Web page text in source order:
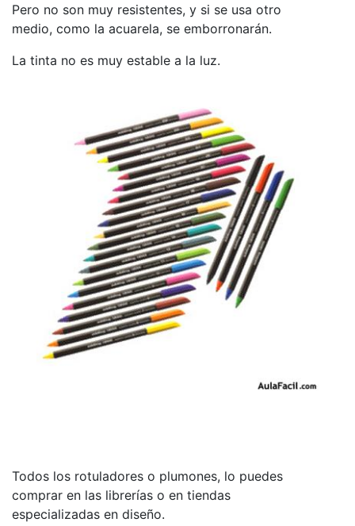
Pero no son muy resistentes, y si se usa otro
medio, como la acuarela, se emborronarán.
La tinta no es muy estable a la luz.
Todos los rotuladores o plumones, lo puedes
comprar en las librerías o en tiendas
especializadas en diseño.